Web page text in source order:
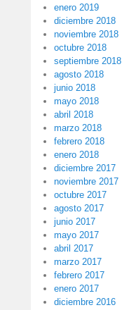
enero 2019
diciembre 2018
noviembre 2018
octubre 2018
septiembre 2018
agosto 2018
junio 2018
mayo 2018
abril 2018
marzo 2018
febrero 2018
enero 2018
diciembre 2017
noviembre 2017
octubre 2017
agosto 2017
junio 2017
mayo 2017
abril 2017
marzo 2017
febrero 2017
enero 2017
diciembre 2016